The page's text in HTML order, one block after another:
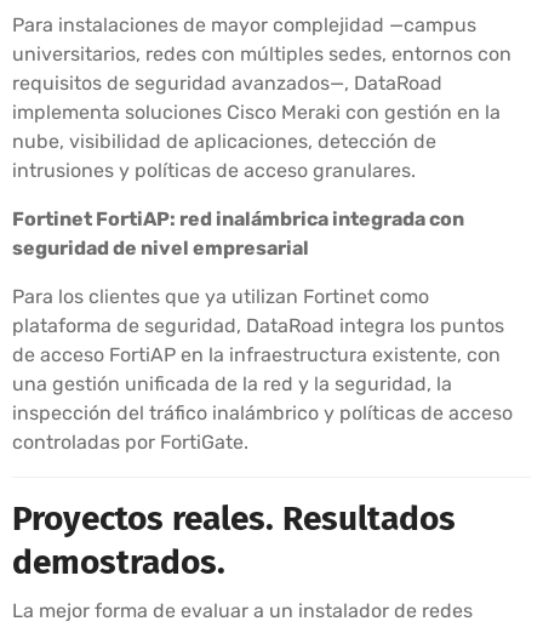
Para instalaciones de mayor complejidad —campus
universitarios, redes con múltiples sedes, entornos con
requisitos de seguridad avanzados—, DataRoad
implementa soluciones Cisco Meraki con gestión en la
nube, visibilidad de aplicaciones, detección de
intrusiones y políticas de acceso granulares.
Fortinet FortiAP: red inalámbrica integrada con
seguridad de nivel empresarial
Para los clientes que ya utilizan Fortinet como
plataforma de seguridad, DataRoad integra los puntos
de acceso FortiAP en la infraestructura existente, con
una gestión unificada de la red y la seguridad, la
inspección del tráfico inalámbrico y políticas de acceso
controladas por FortiGate.
Proyectos reales. Resultados
demostrados.
La mejor forma de evaluar a un instalador de redes